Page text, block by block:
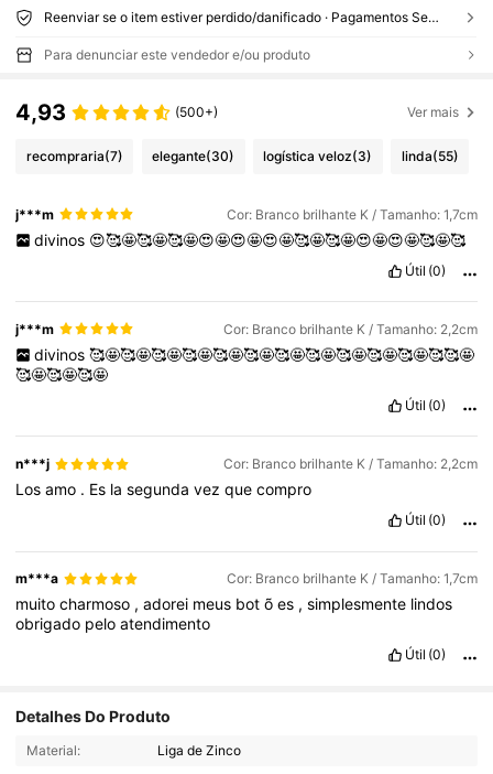
Reenviar se o item estiver perdido/danificado · Pagamentos Seguros · Proteção de privacidade
Para denunciar este vendedor e/ou produto
4,93 (500+) Ver mais
recompraria(7) elegante(30) logística veloz(3) linda(55)
j***m Cor: Branco brilhante K / Tamanho: 1,7cm
divinos 😍🥰🤩🥰🤩🥰🤩😍🤩😍🤩😍🤩🥰🤩🥰🤩😍🤩😍🤩🥰🤩🥰
Útil (0)
j***m Cor: Branco brilhante K / Tamanho: 2,2cm
divinos 🥰🤩🥰🤩🥰🤩🥰🤩🥰🤩🥰🤩🥰🤩🥰🤩🥰🤩🥰🤩🥰🤩🥰🥰🤩
🥰🤩🥰🤩🥰🤩
Útil (0)
n***j Cor: Branco brilhante K / Tamanho: 2,2cm
Losamo . Es lasegundavezquecompro
Útil (0)
m***a Cor: Branco brilhante K / Tamanho: 1,7cm
muitocharmoso ,adorei meus botões ,simplesmente lindos
obrigado peloatendimento
Útil (0)
Detalhes Do Produto
Material: Liga de Zinco
4,95 1.5K Seguidores